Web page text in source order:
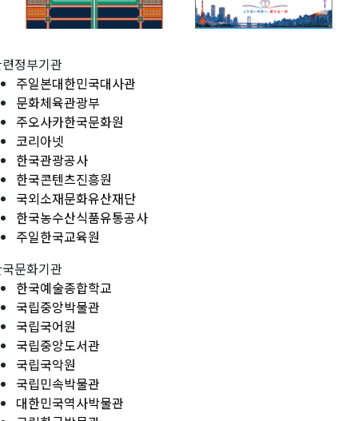
정부기관
주일본대한민국대사관
문화체육관광부
주오사카한국문화원
코리아넷
한국관광공사
한국콘텐츠진흥원
국외소재문화유산재단
한국농수산식품유통공사
주일한국교육원
문화기관
한국예술종합학교
국립중앙박물관
국립국어원
국립중앙도서관
국립국악원
국립민속박물관
대한민국역사박물관